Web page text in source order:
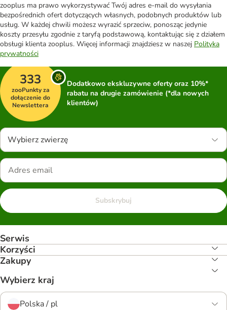
zooplus ma prawo wykorzystywać Twój adres e-mail do wysyłania
bezpośrednich ofert dotyczących własnych, podobnych produktów lub
usług. W każdej chwili możesz wyrazić sprzeciw, ponosząc jedynie
koszty przesyłu zgodnie z taryfą podstawową, kontaktując się z działem
obsługi klienta zooplus. Więcej informacji znajdziesz w naszej Polityka
prywatności
333
zooPunkty za
dołączenie do
Newslettera
Dodatkowo ekskluzywne oferty oraz 10%*
rabatu na drugie zamówienie (*dla nowych
klientów)
Wybierz zwierzę
Subskrybuj
Serwis
Korzyści
Zakupy
Wybierz kraj
Polska / pl